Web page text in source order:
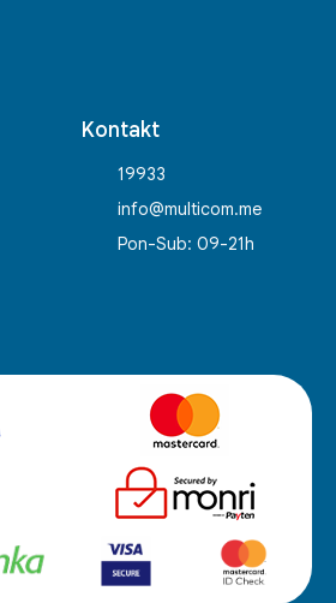
Kontakt
19933
info@multicom.me
Pon-Sub: 09-21h